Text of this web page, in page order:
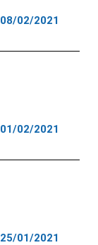
02/2021
02/2021
01/2021